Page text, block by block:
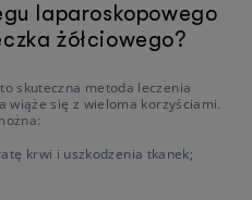
laparoskopowego
żółciowego?
skuteczna metoda leczenia
wiąże się z wieloma korzyściami.
krwi i uszkodzenia tkanek;